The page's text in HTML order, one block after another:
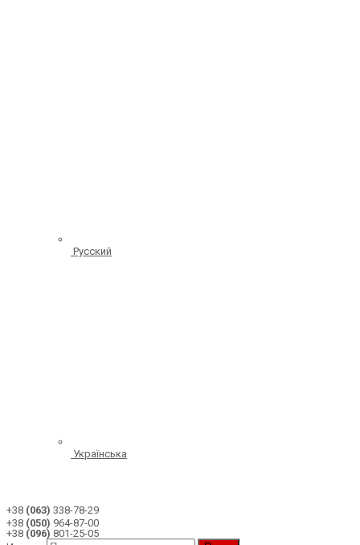
Русский
Українська
+38 (063) 338-78-29
+38 (050) 964-87-00
+38 (096) 801-25-05